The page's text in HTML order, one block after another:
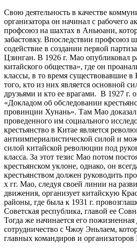
Свою деятельность в качестве
организатора он начинал с рабочего
профсоюз на шахтах в Аньюани,
забастовку. Впоследствии профсоюз
содействие в создании первой
Цзинган. В 1926 г. Мао опубликовал
китайского общества», где он
классы, в то время существовавшие в
того, кто из них является основной
друзьями и кто ее врагами. В 1927 г.
«Докладом об обследовании
провинции Хунань». Там Мао доказал
проведенного им социального
крестьянство в Китае является
антиимпериалистической силой и
силой китайской революции под
класса. За этот тезис Мао потом
крестьянском уклоне, однако, он
крестьянством должен руководить
х гг. Мао, следуя своей линии на
движения, организует китайскую
районы, где была к 1931 г.
Советская республика, главой ее
Тогда же начинается его
сотрудничество с Чжоу Эньлаем,
главных командиров и